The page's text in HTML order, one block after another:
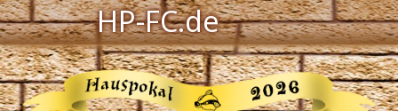
HP-FC.de
Navigation
Harry Potter